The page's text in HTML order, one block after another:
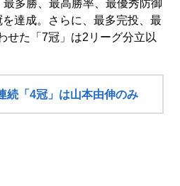
多勝、最高勝率、最優秀防御
達成。さらに、最多完投、最
せた「7冠」は2リーグ分立以
続「4冠」は山本由伸のみ